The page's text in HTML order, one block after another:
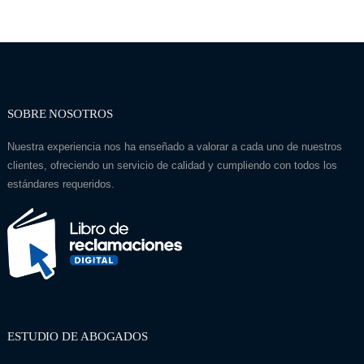
SOBRE NOSOTROS
Nuestra experiencia nos ha enseñado a valorar a cada uno de nuestros
clientes, ofreciendo un servicio de calidad y cumpliendo con todos los
estándares requeridos.
ESTUDIO DE ABOGADOS